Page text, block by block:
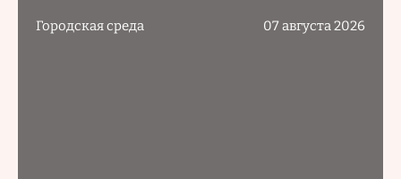
Городская среда 07 августа 2026